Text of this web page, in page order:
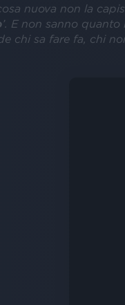
nuova non la
’. E non sanno quanto
chi sa fare fa, chi